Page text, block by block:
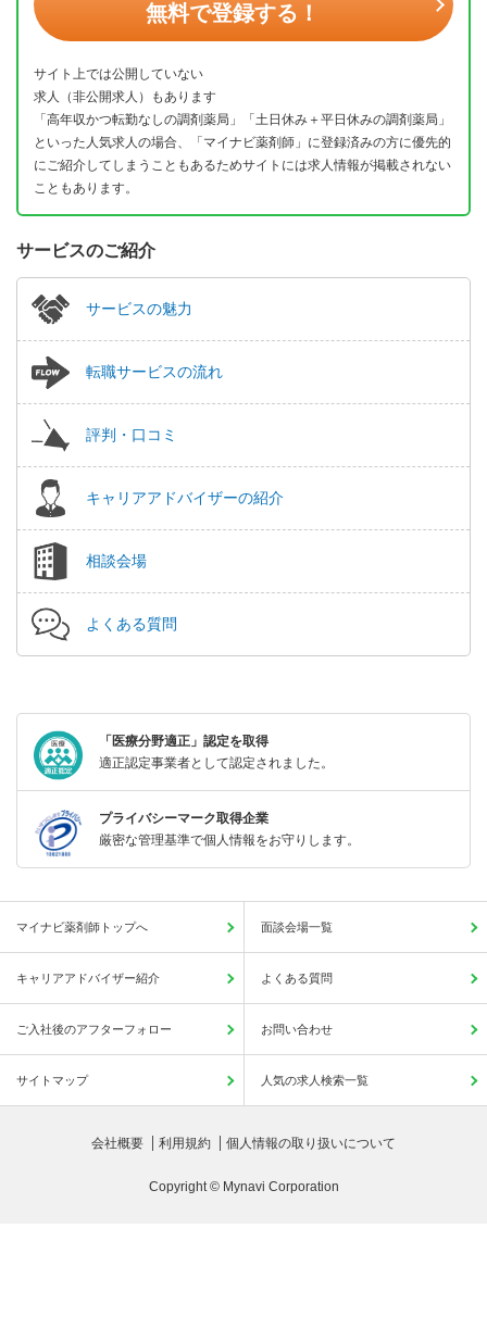
無料で登録する！
サイト上では公開していない
求人（非公開求人）もあります
「高年収かつ転勤なしの調剤薬局」「土日休み＋平日休みの調剤薬局」
といった人気求人の場合、「マイナビ薬剤師」に登録済みの方に優先的
にご紹介してしまうこともあるためサイトには求人情報が掲載されない
こともあります。
サービスのご紹介
サービスの魅力
転職サービスの流れ
評判・口コミ
キャリアアドバイザーの紹介
相談会場
よくある質問
「医療分野適正」認定を取得
適正認定事業者として認定されました。
プライバシーマーク取得企業
厳密な管理基準で個人情報をお守りします。
マイナビ薬剤師トップへ 面談会場一覧
キャリアアドバイザー紹介 よくある質問
ご入社後のアフターフォロー お問い合わせ
サイトマップ 人気の求人検索一覧
会社概要 利用規約 個人情報の取り扱いについて
Copyright © Mynavi Corporation